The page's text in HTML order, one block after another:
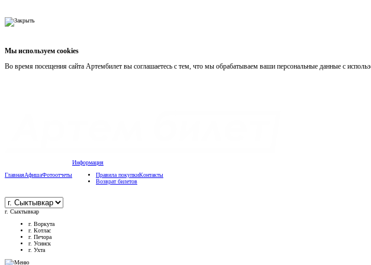
Мы используем cookies
Во время посещения сайта Артембилет вы соглашаетесь с тем, что мы обрабатываем ваши персональные данные с
ГлавнаяАфишаФотоотчеты
Информация
Правила покупки
Возврат билетов
Контакты
г. Сыктывкар
г. Воркута
г. Котлас
г. Печора
г. Усинск
г. Ухта